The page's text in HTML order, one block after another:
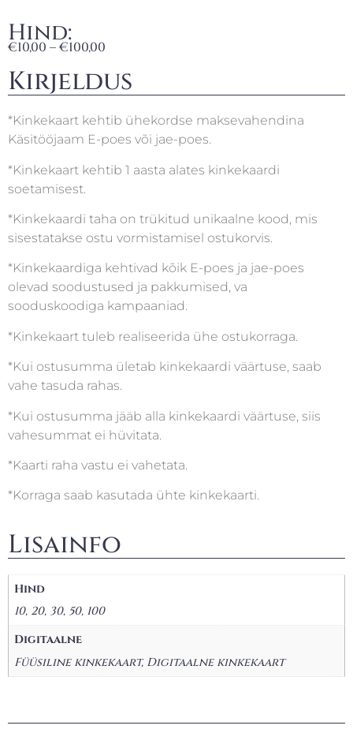
Hind:
€10,00 –€100,00
Kirjeldus
*Kinkekaart kehtib ühekordse maksevahendina
Käsitööjaam E-poes või jae-poes.
*Kinkekaart kehtib 1 aasta alates kinkekaardi
soetamisest.
*Kinkekaardi taha on trükitud unikaalne kood, mis
sisestatakse ostu vormistamisel ostukorvis.
*Kinkekaardiga kehtivad kõik E-poes ja jae-poes
olevad soodustused ja pakkumised, va
sooduskoodiga kampaaniad.
*Kinkekaart tuleb realiseerida ühe ostukorraga.
*Kui ostusumma ületab kinkekaardi väärtuse, saab
vahe tasuda rahas.
*Kui ostusumma jääb alla kinkekaardi väärtuse, siis
vahesummat ei hüvitata.
*Kaarti raha vastu ei vahetata.
*Korraga saab kasutada ühte kinkekaarti.
Lisainfo
Hind
10, 20, 30, 50, 100
Digitaalne
Füüsiline kinkekaart, Digitaalne kinkekaart